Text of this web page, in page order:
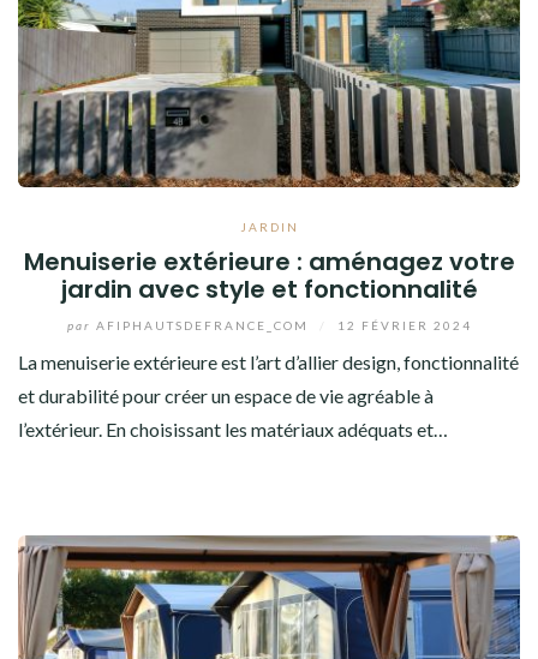
JARDIN
Menuiserie extérieure : aménagez votre
jardin avec style et fonctionnalité
par AFIPHAUTSDEFRANCE_COM 12 FÉVRIER 2024
La menuiserie extérieure est l’art d’allier design, fonctionnalité
et durabilité pour créer un espace de vie agréable à
l’extérieur. En choisissant les matériaux adéquats et…